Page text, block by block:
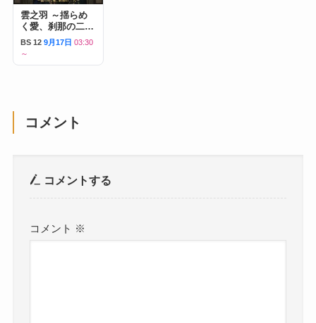
雲之羽 ～揺らめ
く愛、刹那の二人
～
BS 12 9月17日 03:30
～
コメント
コメントする
コメント ※